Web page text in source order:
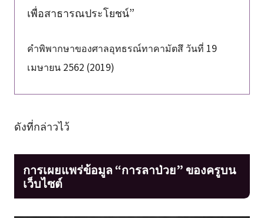
เพื่อสาธารณประโยชน์”
คำพิพากษาของศาลอุทธรณ์ทาคามัตสึ วันที่ 19
เมษายน 2562 (2019)
ดังที่กล่าวไว้
การเผยแพร่ข้อมูล “การลาป่วย” ของครูบน
เว็บไซต์